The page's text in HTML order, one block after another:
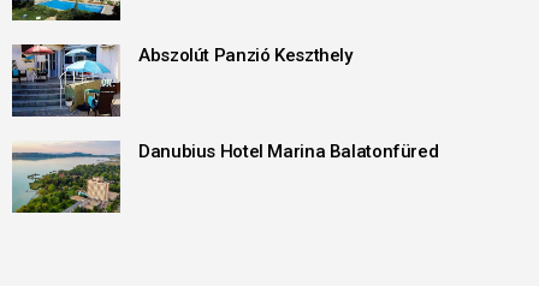
Abszolút Panzió Keszthely
Danubius Hotel Marina Balatonfüred